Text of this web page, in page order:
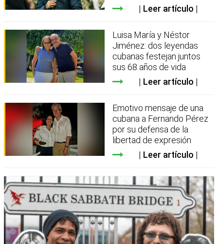
Leer artículo
Luisa María y Néstor
Jiménez: dos leyendas
cubanas festejan juntos
sus 68 años de vida
Leer artículo
Emotivo mensaje de una
cubana a Fernando Pérez
por su defensa de la
libertad de expresión
Leer artículo